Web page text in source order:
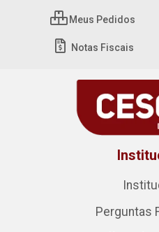
Meus Pedidos
Notas Fiscais
Perguntas